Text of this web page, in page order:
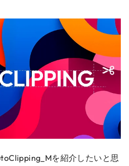
を紹介したいと思